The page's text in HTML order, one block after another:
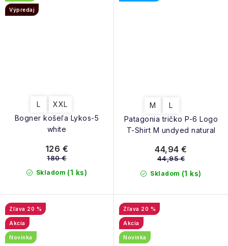
Bogner košeľa Lykos-5
white
Výpredaj
L XXL
Skladom (1 ks)
126 €
180 €
Patagonia tričko P-6 Logo
T-Shirt M undyed natural
M L
Skladom (1 ks)
44,94 €
44,95 €
20 %
Akcia
Novinka
20 %
Akcia
Novinka